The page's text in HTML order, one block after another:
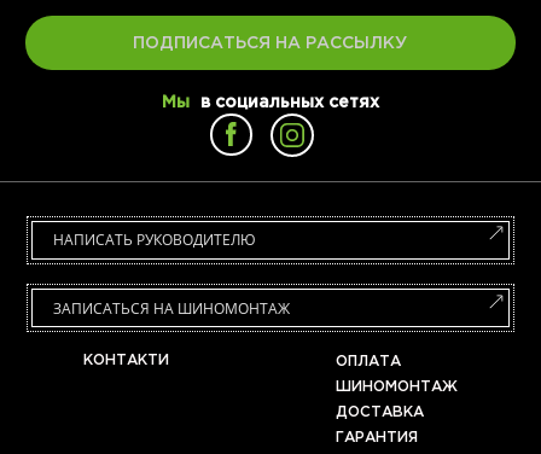
ПОДПИСАТЬСЯ НА РАССЫЛКУ
Мы в социальных сетях
НАПИСАТЬ РУКОВОДИТЕЛЮ
ЗАПИСАТЬСЯ НА ШИНОМОНТАЖ
КОНТАКТИ
ОПЛАТА
ШИНОМОНТАЖ
ДОСТАВКА
ГАРАНТИЯ